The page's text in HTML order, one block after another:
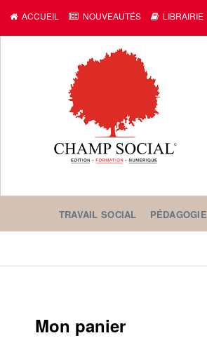
ACCUEIL NOUVEAUTÉS LIBRAIRIE
TRAVAIL SOCIAL PÉDAGOGIE
Mon panier